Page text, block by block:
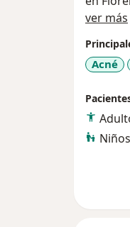
ver más
Acné